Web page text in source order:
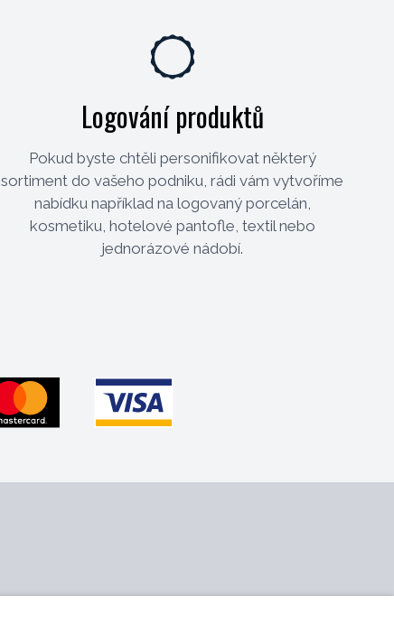
Logování produktů
Pokud byste chtěli personifikovat některý
sortiment do vašeho podniku, rádi vám vytvoříme
nabídku například na logovaný porcelán,
kosmetiku, hotelové pantofle, textil nebo
jednorázové nádobí.